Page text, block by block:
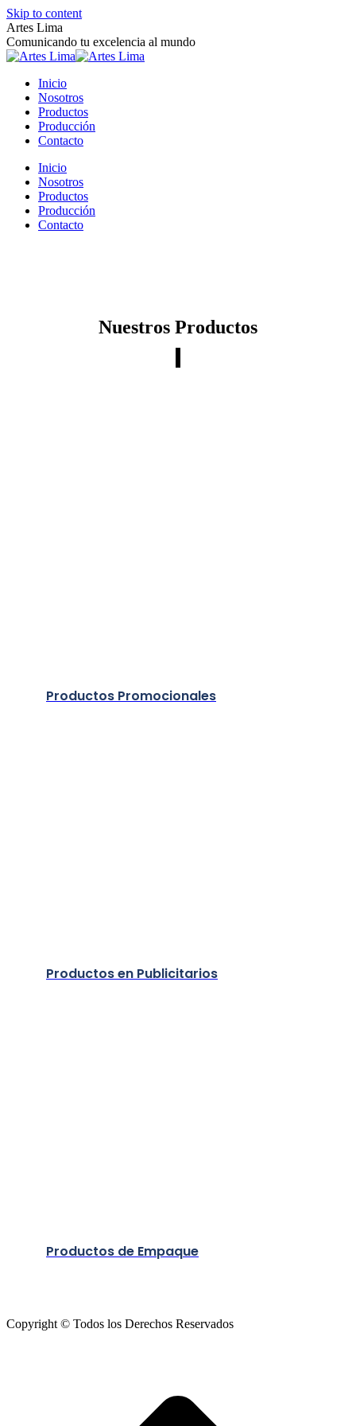
Skip to content
Artes Lima
Comunicando tu excelencia al mundo
Inicio
Nosotros
Productos
Producción
Contacto
Inicio
Nosotros
Productos
Producción
Contacto
Nuestros Productos
Productos Promocionales
Productos en Publicitarios
Productos de Empaque
Copyright © Todos los Derechos Reservados